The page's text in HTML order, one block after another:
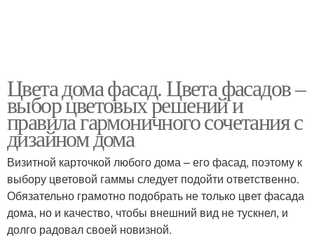
Цвета дома фасад. Цвета фасадов –
выбор цветовых решений и
правила гармоничного сочетания с
дизайном дома
Визитной карточкой любого дома – его фасад, поэтому к
выбору цветовой гаммы следует подойти ответственно.
Обязательно грамотно подобрать не только цвет фасада
дома, но и качество, чтобы внешний вид не тускнел, и
долго радовал своей новизной.